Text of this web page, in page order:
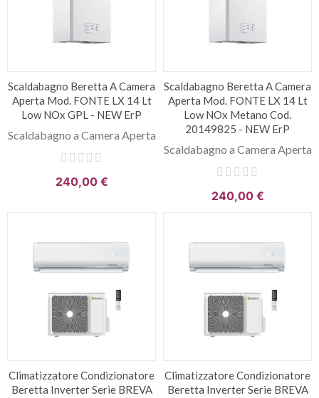
Scaldabagno Beretta A Camera
Aperta Mod. FONTE LX 14 Lt
Low NOx GPL - NEW ErP
Scaldabagno a Camera Aperta
240,00 €
Scaldabagno Beretta A Camera
Aperta Mod. FONTE LX 14 Lt
Low NOx Metano Cod.
20149825 - NEW ErP
Scaldabagno a Camera Aperta
240,00 €
Climatizzatore Condizionatore
Beretta Inverter Serie BREVA
Climatizzatore Condizionatore
Beretta Inverter Serie BREVA